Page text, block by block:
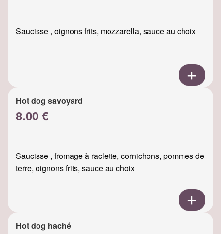
Saucisse , oignons frits, mozzarella, sauce au choix
Hot dog savoyard
8.00 €
Saucisse , fromage à raclette, cornichons, pommes de
terre, oignons frits, sauce au choix
Hot dog haché